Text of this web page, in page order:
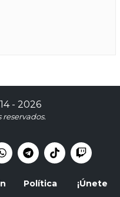
- 2026
reservados.
Política ¡Únete